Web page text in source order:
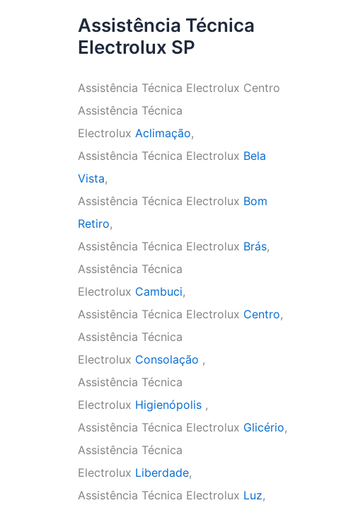
Assistência Técnica
Electrolux SP
Assistência Técnica Electrolux Centro
Assistência Técnica
Electrolux Aclimação,
Assistência Técnica Electrolux Bela
Vista,
Assistência Técnica Electrolux Bom
Retiro,
Assistência Técnica Electrolux Brás,
Assistência Técnica
Electrolux Cambuci,
Assistência Técnica Electrolux Centro,
Assistência Técnica
Electrolux Consolação ,
Assistência Técnica
Electrolux Higienópolis ,
Assistência Técnica Electrolux Glicério,
Assistência Técnica
Electrolux Liberdade,
Assistência Técnica Electrolux Luz,